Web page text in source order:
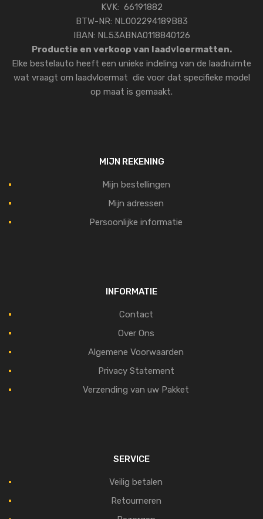
KVK: 66191882
BTW-NR: NL002294189B83
IBAN: NL53ABNA0118840126
Productie en verkoop van laadvloermatten.
Elke bestelauto heeft een unieke indeling van de laadruimte
wat vraagt om laadvloermat die voor dat specifieke model
op maat is gemaakt.
MIJN REKENING
Mijn bestellingen
Mijn adressen
Persoonlijke informatie
INFORMATIE
Contact
Over Ons
Algemene Voorwaarden
Privacy Statement
Verzending van uw Pakket
SERVICE
Veilig betalen
Retourneren